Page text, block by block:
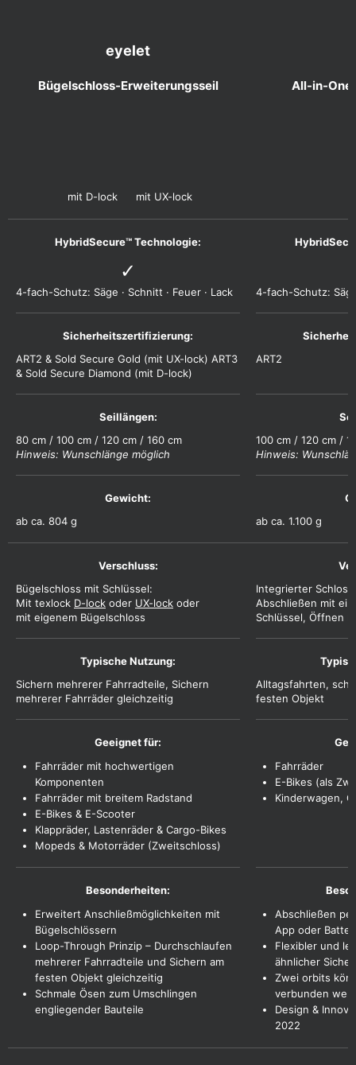
eyelet
Bügelschloss-Erweiterungsseil All-in-One
mit D-lock mit UX-lock
✓
4-fach-Schutz: Säge · Schnitt · Feuer · Lack 4-fach-Schutz:
ART2 & Sold Secure Gold (mit UX-lock) ART3
& Sold Secure Diamond (mit D-lock)
ART2
80 cm / 100 cm / 120 cm / 160 cm
Hinweis: Wunschlänge möglich
100 cm / 120 cm /
Hinweis:
ab ca. 804 g ab ca. 1.100 g
Bügelschloss mit Schlüssel:
Mit texlock D-lock oder UX-lock oder
mit eigenem Bügelschloss
Integrierter
Abschließen mit
Schlüssel, Öffnen
Sichern mehrerer Fahrradteile, Sichern
mehrerer Fahrräder gleichzeitig
Alltagsfahrten,
festen Objekt
Fahrräder mit hochwertigen
Komponenten
Fahrräder mit breitem Radstand
E-Bikes & E-Scooter
Klappräder, Lastenräder & Cargo-Bikes
Mopeds & Motorräder (Zweitschloss)
Fahrräder
E-Bikes (als
Kinderwagen,
Erweitert Anschließmöglichkeiten mit
Bügelschlössern
Loop-Through Prinzip – Durchschlaufen
mehrerer Fahrradteile und Sichern am
festen Objekt gleichzeitig
Schmale Ösen zum Umschlingen
engliegender Bauteile
Abschließen
App oder
Flexibler und
ähnlicher
Zwei orbits
verbunden
Design &
2022